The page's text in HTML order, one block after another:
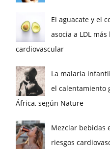
El aguacate y el
asocia a LDL
cardiovascular
La malaria
el calentamiento
África, según Nature
Mezclar bebidas
riesgos